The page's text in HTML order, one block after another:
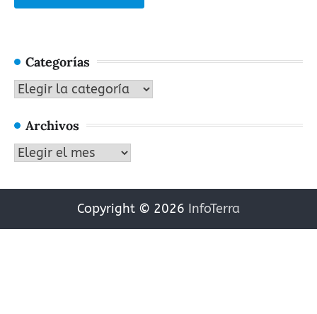
Categorías
Categorías
Archivos
Archivos
Copyright © 2026 InfoTerra